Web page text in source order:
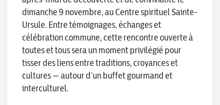
dimanche 9 novembre, au Centre spirituel Sainte-
Ursule. Entre témoignages, échanges et
célébration commune, cette rencontre ouverte à
toutes et tous sera un moment privilégié pour
tisser des liens entre traditions, croyances et
cultures — autour d’un buffet gourmand et
interculturel.